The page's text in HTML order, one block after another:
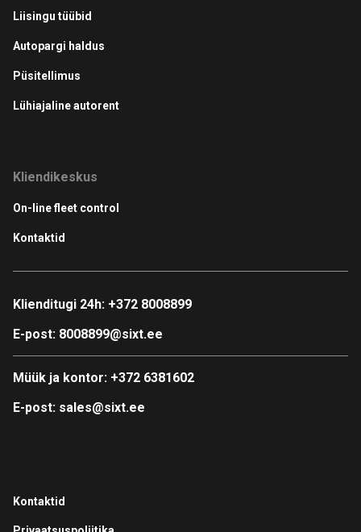
Liisingu tüübid
Autopargi haldus
Püsitellimus
Lühiajaline autorent
Kliendikeskus
On-line fleet control
Kontaktid
Klienditugi 24h: +372 8008899
E-post: 8008899@sixt.ee
Müük ja kontor: +372 6381602
E-post: sales@sixt.ee
Kontaktid